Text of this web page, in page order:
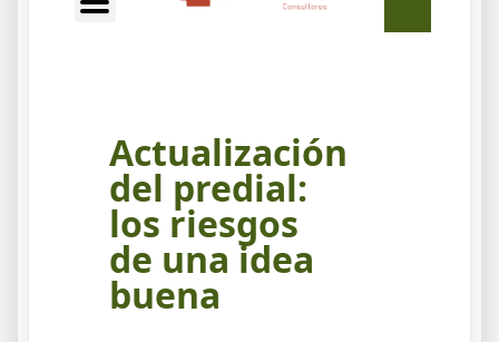
Actualización
del predial:
los riesgos
de una idea
buena